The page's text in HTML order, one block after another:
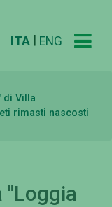
ITA ENG
di Villa
rimasti nascosti
"Loggia